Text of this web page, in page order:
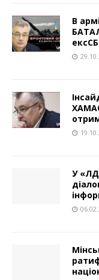
В
У